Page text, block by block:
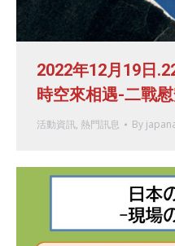
2022年12月19日
時空來相遇-二戰
活動資訊, 熱門訊息 By